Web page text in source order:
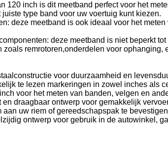
120 inch is dit meetband perfect voor het
juiste type band voor uw voertuig kunt kiezen.
deze meetband is ook ideaal voor het
deze meetband is niet beperkt
zoals remrotoren,onderdelen voor ophanging,
voor duurzaamheid en
te lezen markeringen in zowel inches als
voor het meten van banden, velgen en
draagbaar ontwerp voor gemakkelijk
aan uw riem of gereedschapspak te
ontwerp voor gebruik in de autowinkel,